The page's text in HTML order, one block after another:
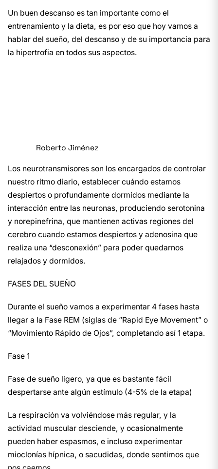
Un buen descanso es tan importante como el
entrenamiento y la dieta, es por eso que hoy vamos a
hablar del sueño, del descanso y de su importancia para
la hipertrofia en todos sus aspectos.
Roberto Jiménez
Los neurotransmisores son los encargados de controlar
nuestro ritmo diario, establecer cuándo estamos
despiertos o profundamente dormidos mediante la
interacción entre las neuronas, produciendo serotonina
y norepinefrina, que mantienen activas regiones del
cerebro cuando estamos despiertos y adenosina que
realiza una “desconexión” para poder quedarnos
relajados y dormidos.
FASES DEL SUEÑO
Durante el sueño vamos a experimentar 4 fases hasta
llegar a la Fase REM (siglas de “Rapid Eye Movement” o
“Movimiento Rápido de Ojos”, completando así 1 etapa.
Fase 1
Fase de sueño ligero, ya que es bastante fácil
despertarse ante algún estímulo (4-5% de la etapa)
La respiración va volviéndose más regular, y la
actividad muscular desciende, y ocasionalmente
pueden haber espasmos, e incluso experimentar
mioclonías hípnica, o sacudidas, donde sentimos que